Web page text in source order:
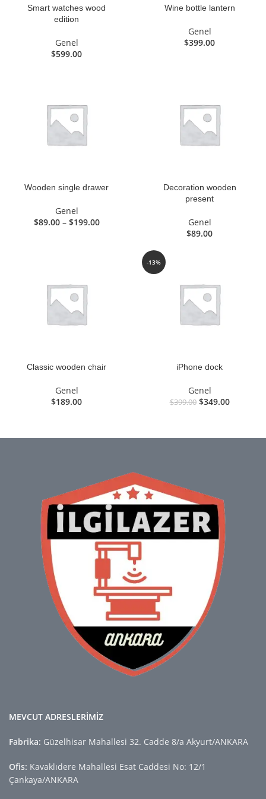
Smart watches wood
edition
Genel
$599.00
Wine bottle lantern
Genel
$399.00
Wooden single drawer
Genel
$89.00 – $199.00Fiyat
Decoration wooden
present
Genel
$89.00
Classic wooden chair
Genel
$189.00
-13%
iPhone dock
Genel
$399.00 Orijinal
$349.00Şu
MEVCUT ADRESLERİMİZ
Fabrika: Güzelhisar Mahallesi 32. Cadde 8/a Akyurt/ANKARA
Ofis: Kavaklıdere Mahallesi Esat Caddesi No: 12/1
Çankaya/ANKARA